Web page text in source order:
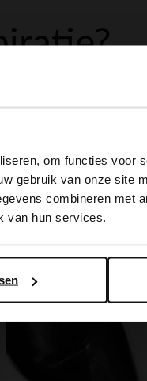
om functies voor
gebruik van onze site
combineren met
van hun services.
Would you like to